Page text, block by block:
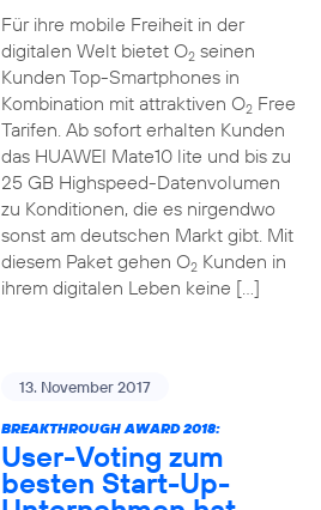
Für ihre mobile Freiheit in der
digitalen Welt bietet O2seinen
Kunden Top-Smartphones in
Kombination mit attraktiven O2Free
Tarifen. Ab sofort erhalten Kunden
das HUAWEI Mate10 lite und bis zu
25 GB Highspeed-Datenvolumen
zu Konditionen, die es nirgendwo
sonst am deutschen Markt gibt. Mit
diesem Paket gehen O2Kunden in
ihrem digitalen Leben keine […]
13. November 2017
BREAKTHROUGH AWARD 2018:
User-Voting zum
besten Start-Up-